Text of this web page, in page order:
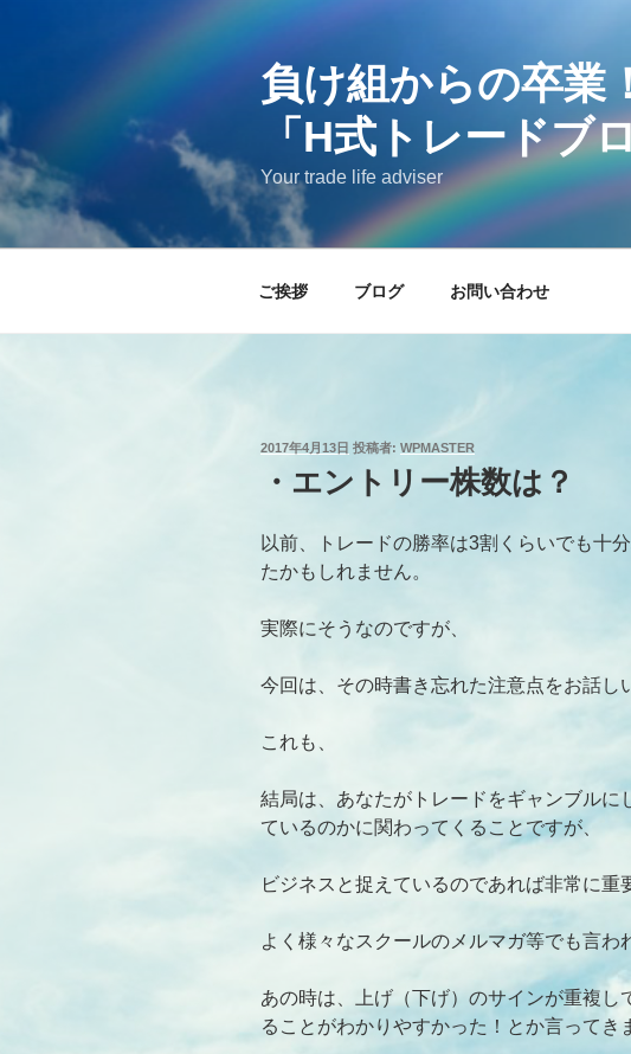
ツ
へ
ス
キ
負け組からの卒業
「H式トレードブ
Your trade life adviser
ご挨拶 ブログ お問い合わせ
投
日:
2017年4月13日 投稿者: WPMASTER
・エントリー株数は？
以前、トレードの勝率は3割くらいでも十
たかもしれません。
実際にそうなのですが、
今回は、その時書き忘れた注意点をお話し
これも、
結局は、あなたがトレードをギャンブルに
ているのかに関わってくることですが、
ビジネスと捉えているのであれば非常に重
よく様々なスクールのメルマガ等でも言わ
あの時は、上げ（下げ）のサインが重複し
ることがわかりやすかった！とか言ってき